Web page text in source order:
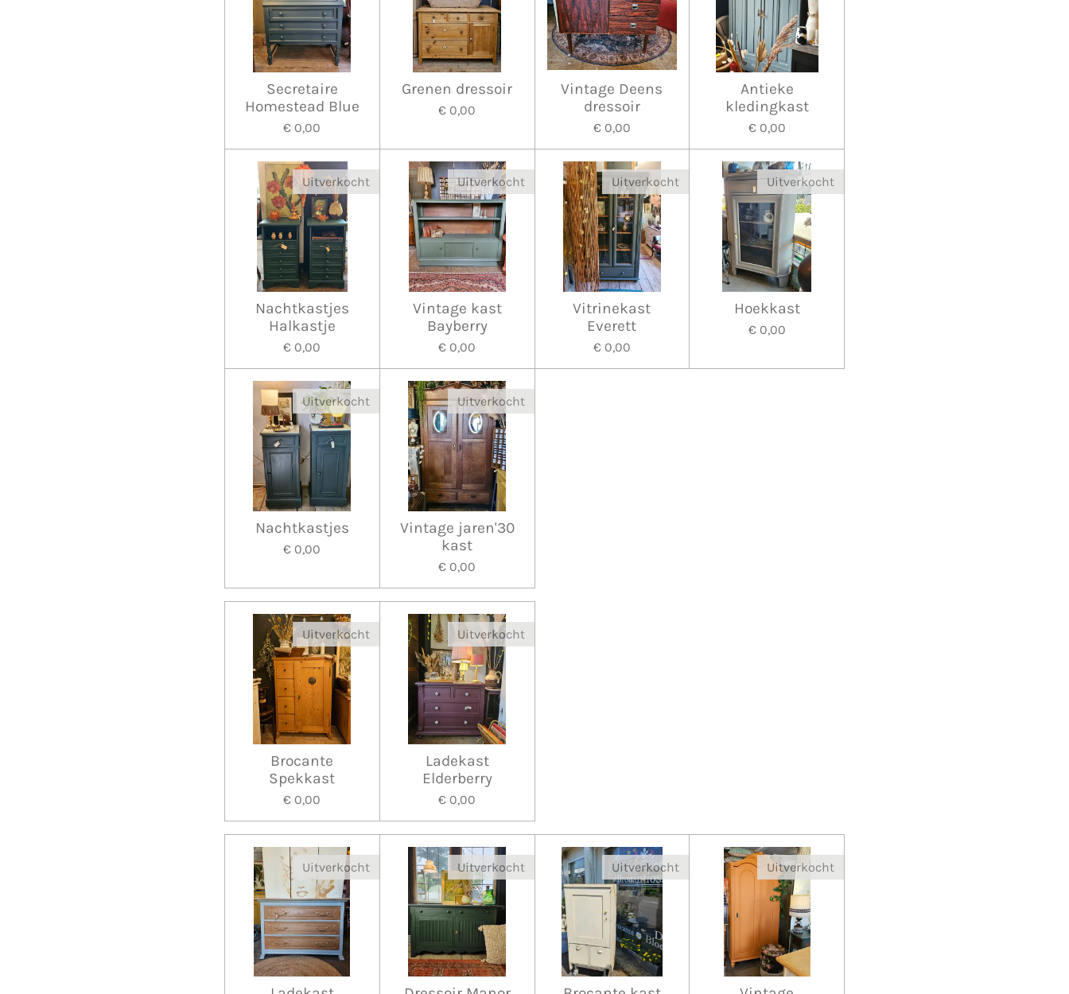
Secretaire
Homestead Blue
€ 0,00
Grenen dressoir
€ 0,00
Vintage Deens
dressoir
€ 0,00
Antieke
kledingkast
€ 0,00
Uitverkocht
Nachtkastjes
Halkastje
€ 0,00
Uitverkocht
Vintage kast
Bayberry
€ 0,00
Uitverkocht
Vitrinekast
Everett
€ 0,00
Uitverkocht
Hoekkast
€ 0,00
Uitverkocht
Nachtkastjes
€ 0,00
Uitverkocht
Vintage jaren'30
kast
€ 0,00
Uitverkocht
Brocante
Spekkast
€ 0,00
Uitverkocht
Ladekast
Elderberry
€ 0,00
Uitverkocht Uitverkocht Uitverkocht Uitverkocht